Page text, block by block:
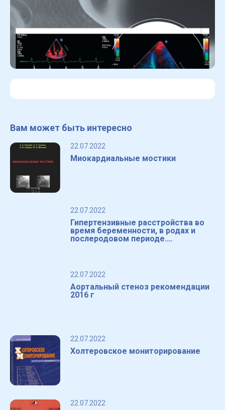
Вам может быть интересно
22.07.2022
Миокардиальные мостики
22.07.2022
Гипертензивные расстройства во
время беременности, в родах и
послеродовом периоде.
22.07.2022
Аортальный стеноз рекомендации
2016 г
22.07.2022
Холтеровское мониторирование
22.07.2022